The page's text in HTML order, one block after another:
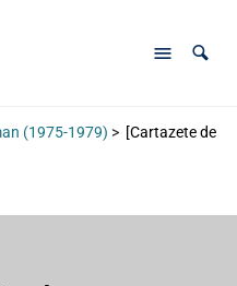
(1975-1979) > [Cartazete de